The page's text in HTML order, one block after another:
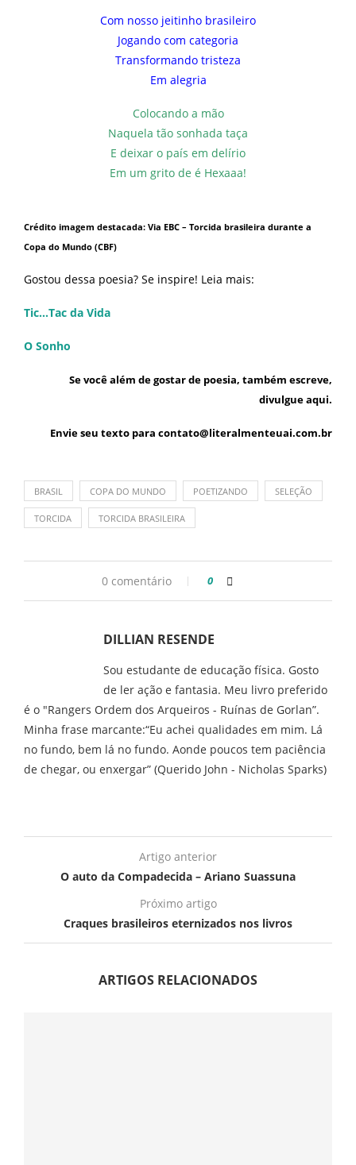
Com nosso jeitinho brasileiro
Jogando com categoria
Transformando tristeza
Em alegria
Colocando a mão
Naquela tão sonhada taça
E deixar o país em delírio
Em um grito de é Hexaaa!
Crédito imagem destacada: Via EBC – Torcida brasileira durante a
Copa do Mundo (CBF)
Gostou dessa poesia? Se inspire! Leia mais:
Tic…Tac da Vida
O Sonho
Se você além de gostar de poesia, também escreve,
divulgue aqui.
Envie seu texto para contato@literalmenteuai.com.br
BRASIL COPA DO MUNDO POETIZANDO SELEÇÃO
TORCIDA TORCIDA BRASILEIRA
0 comentário 0
DILLIAN RESENDE
Sou estudante de educação física. Gosto
de ler ação e fantasia. Meu livro preferido
é o "Rangers Ordem dos Arqueiros - Ruínas de Gorlan”.
Minha frase marcante:“Eu achei qualidades em mim. Lá
no fundo, bem lá no fundo. Aonde poucos tem paciência
de chegar, ou enxergar” (Querido John - Nicholas Sparks)
Artigo anterior
O auto da Compadecida – Ariano Suassuna
Próximo artigo
Craques brasileiros eternizados nos livros
ARTIGOS RELACIONADOS